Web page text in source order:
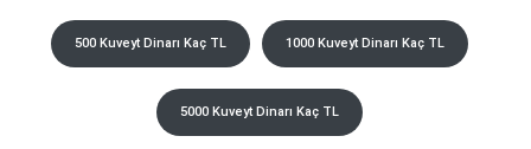
500 Kuveyt Dinarı Kaç TL 1000 Kuveyt Dinarı Kaç TL
5000 Kuveyt Dinarı Kaç TL